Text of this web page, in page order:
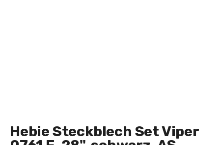
Hebie Steckblech Set Viper